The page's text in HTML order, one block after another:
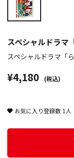
スペシャルドラマ
スペシャルドラマ「
¥4,180 (税込)
お気に入り登録数 1 人